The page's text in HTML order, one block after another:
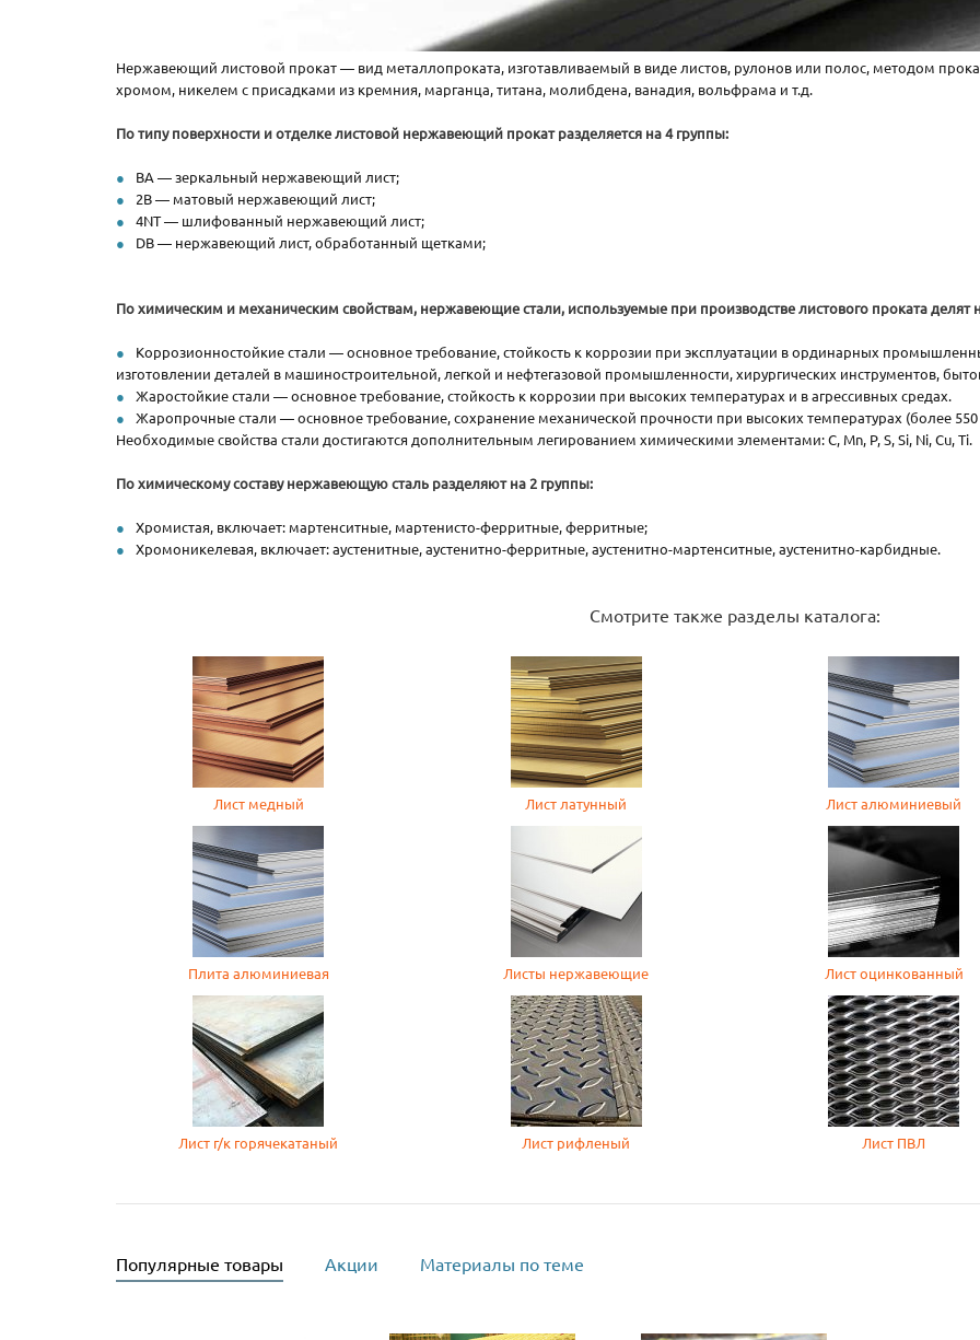
Нержавеющий листовой прокат — вид металлопроката, изготавливаемый в виде листов, рулонов или полос, методом
хромом, никелем с присадками из кремния, марганца, титана, молибдена, ванадия, вольфрама и т.д.
По типу поверхности и отделке листовой нержавеющий прокат разделяется на 4 группы:
BA — зеркальный нержавеющий лист;
2B — матовый нержавеющий лист;
4NT — шлифованный нержавеющий лист;
DB — нержавеющий лист, обработанный щетками;
По химическим и механическим свойствам, нержавеющие стали, используемые при производстве листового проката делят
Коррозионностойкие стали — основное требование, стойкость к коррозии при эксплуатации в ординарных
изготовлении деталей в машиностроительной, легкой и нефтегазовой промышленности, хирургических инструментов,
Жаростойкие стали — основное требование, стойкость к коррозии при высоких температурах и в агрессивных средах.
Жаропрочные стали — основное требование, сохранение механической прочности при высоких температурах (более 550
Необходимые свойства стали достигаются дополнительным легированием химическими элементами: С, Mn, P, S, Si, Ni, Cu, Ti.
По химическому составу нержавеющую сталь разделяют на 2 группы:
Хромистая, включает: мартенситные, мартенисто-ферритные, ферритные;
Хромоникелевая, включает: аустенитные, аустенитно-ферритные, аустенитно-мартенситные, аустенитно-карбидные.
Смотрите также разделы каталога:
Лист медный Лист латунный Лист алюминиевый
Плита алюминиевая Листы нержавеющие Лист оцинкованный
Лист г/к горячекатаный Лист рифленый Лист ПВЛ
Популярные товары Акции Материалы по теме